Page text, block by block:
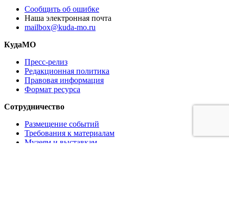
Сообщить об ошибке
Наша электронная почта
mailbox@kuda-mo.ru
КудаМО
Пресс-релиз
Редакционная политика
Правовая информация
Формат ресурса
Сотрудничество
Размещение событий
Требования к материалам
Музеям и выставкам